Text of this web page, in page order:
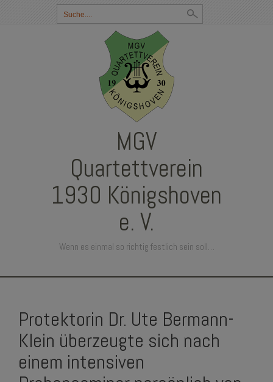
Suchbegriff
eingeben:
MGV
Quartettverein
1930 Königshoven
e. V.
Wenn es einmal so richtig festlich sein soll…
CONTENT
Protektorin Dr. Ute Bermann-
Klein überzeugte sich nach
einem intensiven